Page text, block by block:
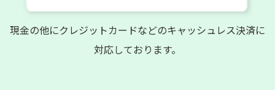
現金の他にクレジットカードなどのキャッシュレス決済に
対応しております。